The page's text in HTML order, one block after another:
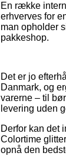
En række
erhverves for
man opholder
pakkeshop.
Det er jo
Danmark, og
varerne – til
levering uden
Derfor kan det
Colortime
opnå den